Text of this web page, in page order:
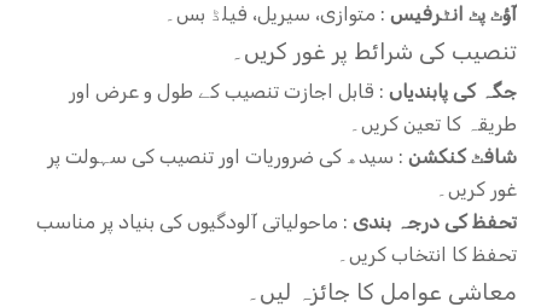
آؤٹ پٹ انٹرفیس : متوازی، سیریل، فیلڈ بس۔
تنصیب کی شرائط پر غور کریں۔
جگہ کی پابندیاں : قابل اجازت تنصیب کے طول و عرض اور
طریقہ کا تعین کریں۔
شافٹ کنکشن : سیدھ کی ضروریات اور تنصیب کی سہولت پر
غور کریں۔
تحفظ کی درجہ بندی : ماحولیاتی آلودگیوں کی بنیاد پر مناسب
تحفظ کا انتخاب کریں۔
معاشی عوامل کا جائزہ لیں۔